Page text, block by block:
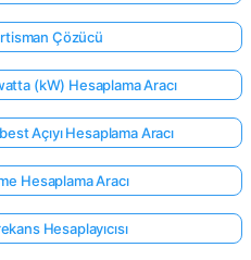
Çözücü
(kW) Hesaplama Aracı
Açıyı Hesaplama Aracı
Hesaplama Aracı
Hesaplayıcısı